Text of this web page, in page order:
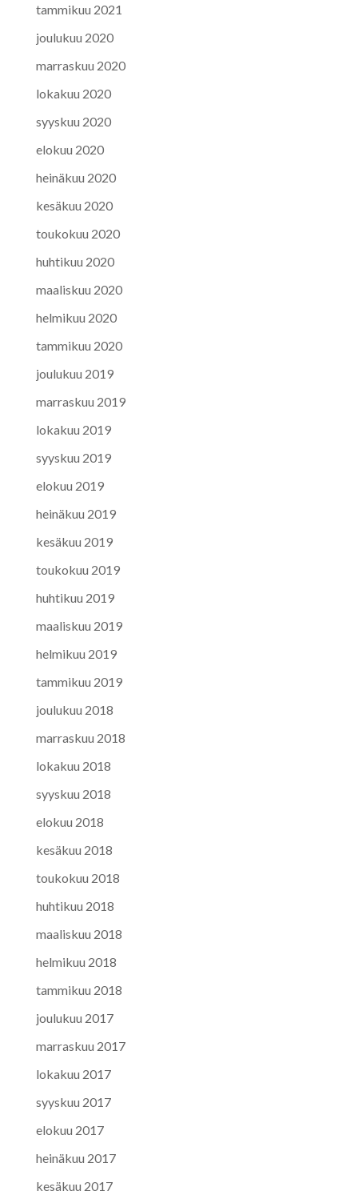
tammikuu 2021
joulukuu 2020
marraskuu 2020
lokakuu 2020
syyskuu 2020
elokuu 2020
heinäkuu 2020
kesäkuu 2020
toukokuu 2020
huhtikuu 2020
maaliskuu 2020
helmikuu 2020
tammikuu 2020
joulukuu 2019
marraskuu 2019
lokakuu 2019
syyskuu 2019
elokuu 2019
heinäkuu 2019
kesäkuu 2019
toukokuu 2019
huhtikuu 2019
maaliskuu 2019
helmikuu 2019
tammikuu 2019
joulukuu 2018
marraskuu 2018
lokakuu 2018
syyskuu 2018
elokuu 2018
kesäkuu 2018
toukokuu 2018
huhtikuu 2018
maaliskuu 2018
helmikuu 2018
tammikuu 2018
joulukuu 2017
marraskuu 2017
lokakuu 2017
syyskuu 2017
elokuu 2017
heinäkuu 2017
kesäkuu 2017